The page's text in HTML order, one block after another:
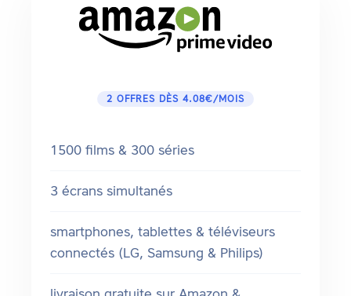
2 OFFRES DÈS 4.08€/MOIS
1500 films & 300 séries
3 écrans simultanés
smartphones, tablettes & téléviseurs
connectés (LG, Samsung & Philips)